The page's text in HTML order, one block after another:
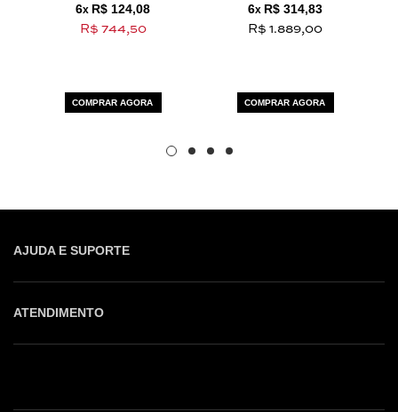
6x R$ 124,08
R$ 744,50
COMPRAR AGORA
6x R$ 314,83
R$ 1.889,00
COMPRAR AGORA
AJUDA E SUPORTE
ATENDIMENTO